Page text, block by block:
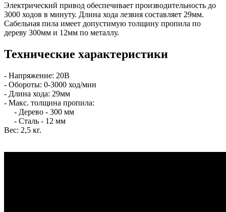
Электрический привод обеспечивает производительность до
3000 ходов в минуту. Длина хода лезвия составляет 29мм.
Сабельная пила имеет допустимую толщину пропила по
дереву 300мм и 12мм по металлу.
Технические характеристики
- Напряжение: 20В
- Обороты: 0-3000 ход/мин
- Длина хода: 29мм
- Макс. толщина пропила:
- Дерево - 300 мм
- Сталь - 12 мм
Вес: 2,5 кг.